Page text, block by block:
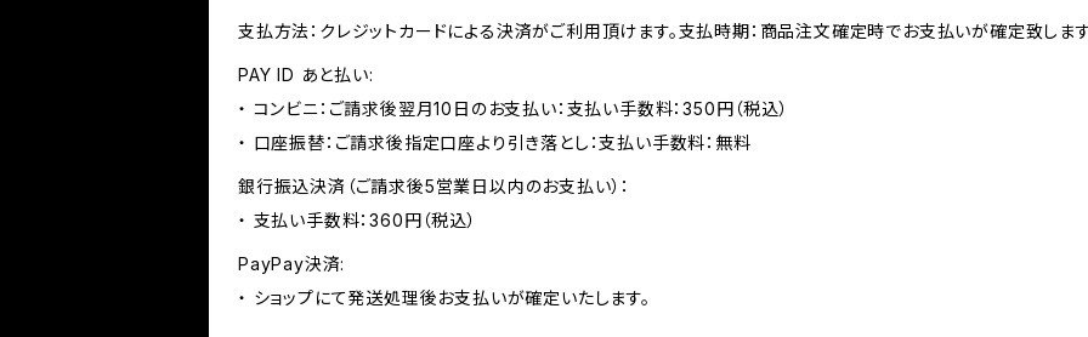
支払方法：クレジットカードによる決済がご利用頂けます。支払時期：商品注文確定時でお支払いが確定致します
PAY ID あと払い:
・ コンビニ：ご請求後翌月10日のお支払い：支払い手数料：350円（税込）
・ 口座振替：ご請求後指定口座より引き落とし：支払い手数料：無料
銀行振込決済（ご請求後5営業日以内のお支払い）：
・ 支払い手数料：360円（税込）
PayPay決済:
・ ショップにて発送処理後お支払いが確定いたします。